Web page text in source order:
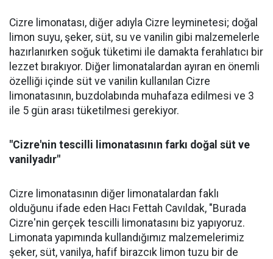
Cizre limonatası, diğer adıyla Cizre leyminetesi; doğal
limon suyu, şeker, süt, su ve vanilin gibi malzemelerle
hazırlanırken soğuk tüketimi ile damakta ferahlatıcı bir
lezzet bırakıyor. Diğer limonatalardan ayıran en önemli
özelliği içinde süt ve vanilin kullanılan Cizre
limonatasının, buzdolabında muhafaza edilmesi ve 3
ile 5 gün arası tüketilmesi gerekiyor.
"Cizre'nin tescilli limonatasının farkı doğal süt ve
vanilyadır"
Cizre limonatasının diğer limonatalardan faklı
olduğunu ifade eden Hacı Fettah Cavıldak, "Burada
Cizre'nin gerçek tescilli limonatasını biz yapıyoruz.
Limonata yapımında kullandığımız malzemelerimiz
şeker, süt, vanilya, hafif birazcık limon tuzu bir de